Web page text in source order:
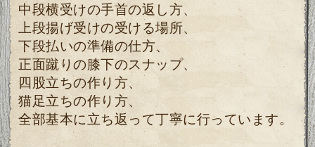
中段横受けの手首の返し方、
上段揚げ受けの受ける場所、
下段払いの準備の仕方、
正面蹴りの膝下のスナップ、
四股立ちの作り方、
猫足立ちの作り方、
全部基本に立ち返って丁寧に行っています。